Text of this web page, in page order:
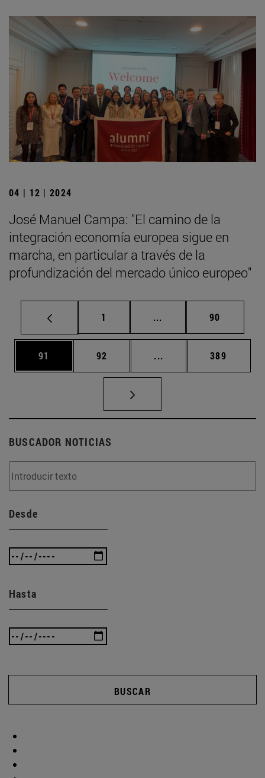
04 | 12 | 2024
José Manuel Campa: "El camino de la
integración economía europea sigue en
marcha, en particular a través de la
profundización del mercado único europeo"
Página
1 ... Páginas intermedias
Página
90
Página
91 Página
92 ... Páginas intermedias
Página
389
BUSCADOR NOTICIAS
Desde
Hasta
BUSCAR